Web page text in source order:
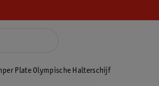
Plate Olympische Halterschijf